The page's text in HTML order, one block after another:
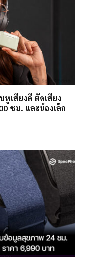
หูเสียงดี ตัดเสียง
ชม. และน้องเล็ก